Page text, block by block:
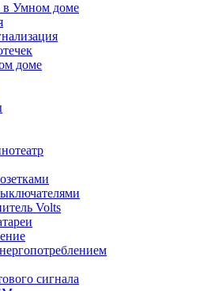
в Умном доме
доме
Volts
сигнала